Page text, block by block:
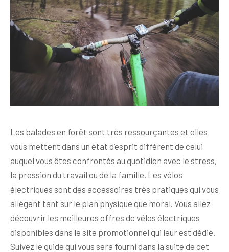
Les balades en forêt sont très ressourçantes et elles
vous mettent dans un état d’esprit différent de celui
auquel vous êtes confrontés au quotidien avec le stress,
la pression du travail ou de la famille. Les vélos
électriques sont des accessoires très pratiques qui vous
allègent tant sur le plan physique que moral. Vous allez
découvrir les meilleures offres de vélos électriques
disponibles dans le site promotionnel qui leur est dédié.
Suivez le guide qui vous sera fourni dans la suite de cet